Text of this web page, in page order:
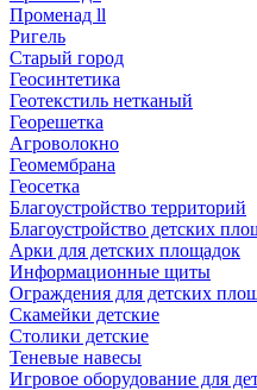
Променад ll
Ригель
Старый город
Геосинтетика
Геотекстиль нетканый
Георешетка
Агроволокно
Геомембрана
Геосетка
Благоустройство территорий
Благоустройство детских
Арки для детских площадок
Информационные щиты
Ограждения для детских
Скамейки детские
Столики детские
Теневые навесы
Игровое оборудование для